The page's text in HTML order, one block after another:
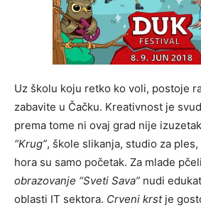
Uz školu koju retko ko voli, postoje
zabavite u Čačku. Kreativnost je
prema tome ni ovaj grad nije
“Krug”, škole slikanja, studio za
hora su samo početak. Za mlade
obrazovanje “Sveti Sava” nudi
oblasti IT sektora. Crveni krstje